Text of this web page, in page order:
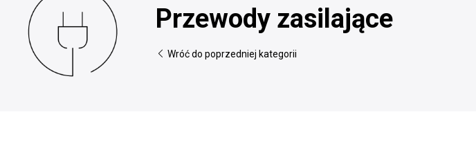
Przewody zasilające
Wróć do poprzedniej kategorii